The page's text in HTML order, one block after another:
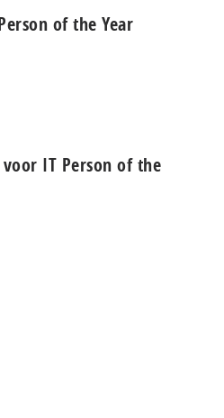
of the Year
IT Person of the